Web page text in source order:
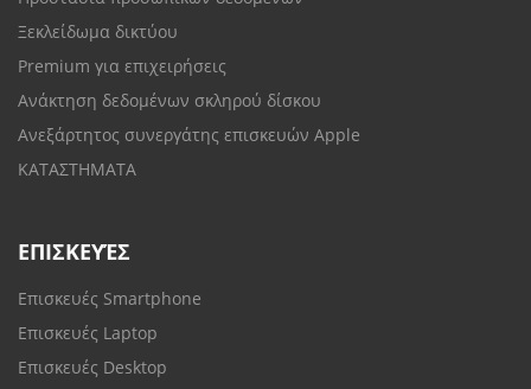
Ξεκλείδωμα δικτύου
Premium για επιχειρήσεις
Ανάκτηση δεδομένων σκληρού δίσκου
Ανεξάρτητος συνεργάτης επισκευών Apple
ΚΑΤΑΣΤΗΜΑΤΑ
ΕΠΙΣΚΕΥΈΣ
Επισκευές Smartphone
Επισκευές Laptop
Επισκευές Desktop